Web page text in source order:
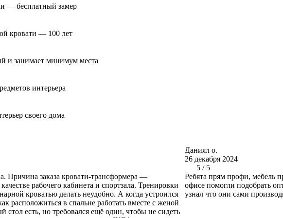
— бесплатный замер
кровати — 100 лет
и занимает минимум места
интерьера
своего дома
Причина заказа кровати-трансформера —
рабочего кабинета и спортзала. Тренировки
кроватью делать неудобно. А когда устроился
расположиться в спальне работать вместе с женой
стол есть, но требовался ещё один, чтобы не сидеть
Даниял о.
26 декабря 2024
5 / 5
Ребята прям профи, мебель
офисе помогли подобрать
узнал что они сами